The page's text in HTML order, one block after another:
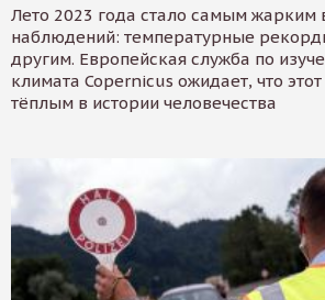
Лето 2023 года стало самым жарким
наблюдений: температурные
другим. Европейская служба по
климата Copernicus ожидает, что
тёплым в истории человечества